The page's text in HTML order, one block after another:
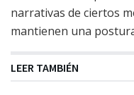
narrativas de ciertos
mantienen una
LEER TAMBIÉN